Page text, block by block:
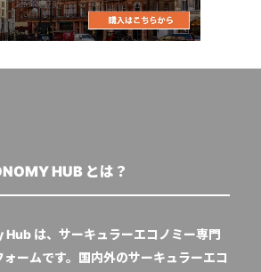
HUB とは？
は、サーキュラーエコノミー専門
ォームです。国内外のサーキュラーエコ